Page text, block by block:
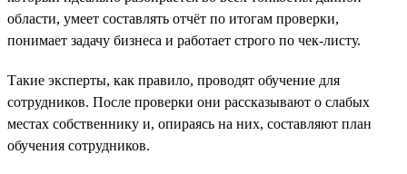
области, умеет составлять отчёт по итогам проверки,
понимает задачу бизнеса и работает строго по чек-листу.
Такие эксперты, как правило, проводят обучение для
сотрудников. После проверки они рассказывают о слабых
местах собственнику и, опираясь на них, составляют план
обучения сотрудников.